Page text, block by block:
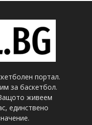
портал.
за баскетбол.
живеем
единствено